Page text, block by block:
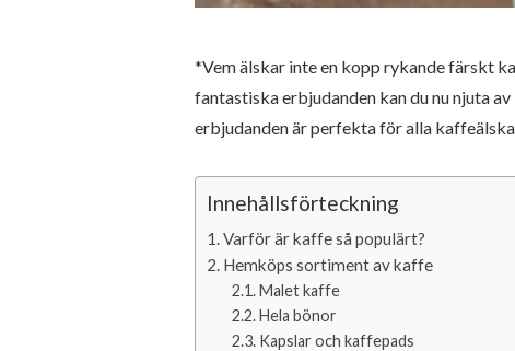
*Vem älskar inte en kopp rykande färskt
fantastiska erbjudanden kan du nu njuta
erbjudanden är perfekta för alla
Innehållsförteckning
Varför är kaffe så populärt?
Hemköps sortiment av kaffe
Malet kaffe
Hela bönor
Kapslar och kaffepads